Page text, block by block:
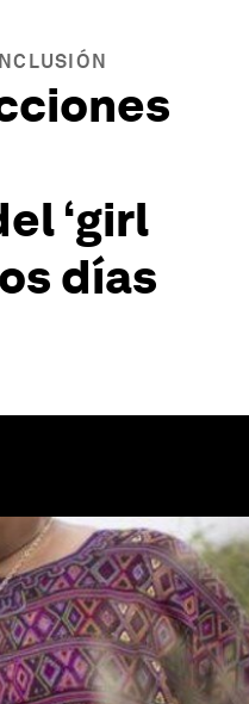
‘girl
días